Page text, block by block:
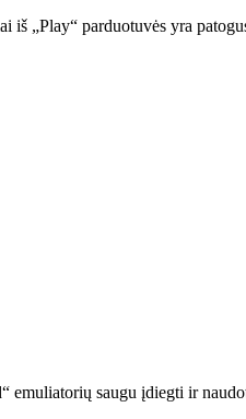
iš „Play“ parduotuvės yra
emuliatorių saugu įdiegti ir